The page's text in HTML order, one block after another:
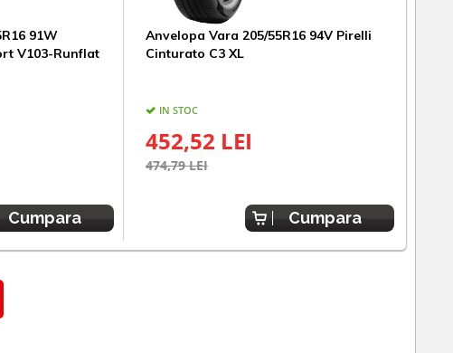
91W
V103-Runflat
Cumpara
Anvelopa Vara 205/55R16 94V Pirelli
Cinturato C3 XL
IN STOC
452,52 LEI
474,79 LEI
Cumpara